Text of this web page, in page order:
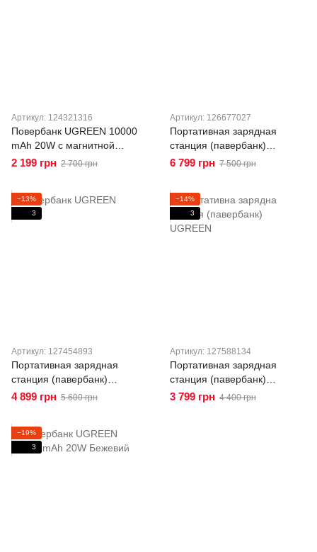
Артикул: 124321316
Повербанк UGREEN 10000
mAh 20W c магнитной
беспроводной зарядкой
2 199 грн 2 700 грн
Артикул: 126677027
Портативная зарядная
станция (павербанк)
UGREEN 48 000 мАч 300W
смартфонов PB770
6 799 грн 7 500 грн
−13%
3
Артикул: 127454893
Портативная зарядная
станция (павербанк)
UGREEN 25 000 мАч 200W
смартфонов PB728
4 899 грн 5 600 грн
−14%
3
Артикул: 127588134
Портативная зарядная
станция (павербанк)
UGREEN 25 000 мАч 165W
3 799 грн 4 400 грн
−19%
3